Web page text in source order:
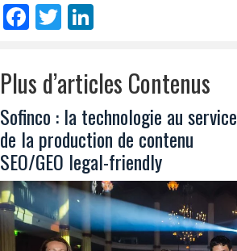
Facebook
Twitter
Plus d’articles Contenus
Sofinco : la technologie au service
de la production de contenu
SEO/GEO legal-friendly